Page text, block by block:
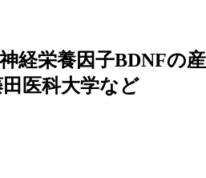
経栄養因子BDNFの
医科大学など